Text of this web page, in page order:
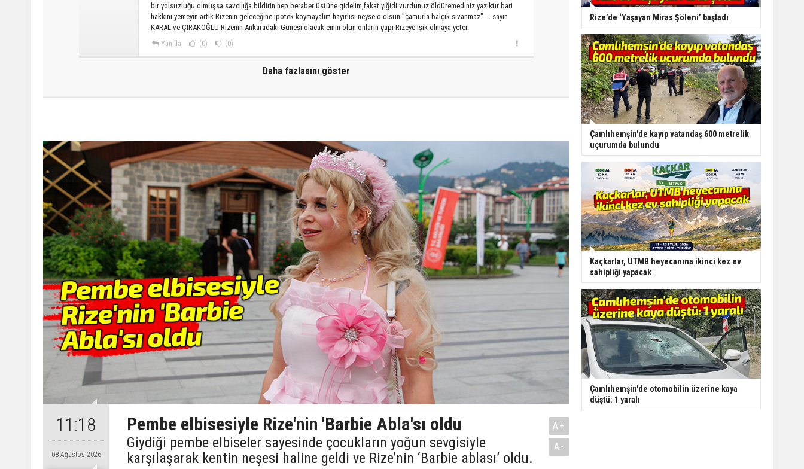
bir yolsuzluğu olmuşsa savcılığa bildirin hep beraber üstüne gidelim,fakat yiğidi vurdunuz öldüremediniz yazıktır bari
hakkını yemeyin artık Rizenin geleceğine ipotek koymayalım hayırlısı neyse o olsun "çamurla balçık sıvanmaz" ... sayın
KARAL ve ÇIRAKOĞLU Rizenin Ankaradaki Güneşi olacak emin olun onların çapı Rizeye ışık olmaya yeter.
Yanıtla (0) (0)
Daha fazlasını göster
11:18
08 Ağustos 2026
Pembe elbisesiyle Rize'nin 'Barbie Abla'sı oldu
Giydiği pembe elbiseler sayesinde çocukların yoğun sevgisiyle
karşılaşarak kentin neşesi haline geldi ve Rize’nin ‘Barbie ablası’ oldu.
A+
A-
Rize’de ‘Yaşayan Miras Şöleni’ başladı
Çamlıhemşin'de kayıp vatandaş 600 metrelik
uçurumda bulundu
Kaçkarlar, UTMB heyecanına ikinci kez ev
sahipliği yapacak
Çamlıhemşin'de otomobilin üzerine kaya
düştü: 1 yaralı